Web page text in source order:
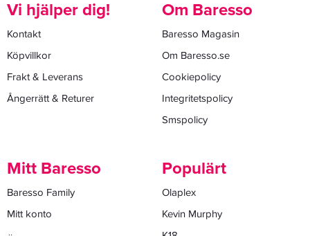
Vi hjälper dig!
Kontakt
Köpvillkor
Frakt & Leverans
Ångerrätt & Returer
Om Baresso
Baresso Magasin
Om Baresso.se
Cookiepolicy
Integritetspolicy
Smspolicy
Mitt Baresso
Baresso Family
Mitt konto
Populärt
Olaplex
Kevin Murphy